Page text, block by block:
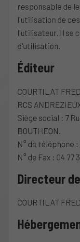
responsable de
l'utilisation de
l'utilisateur. Il se
d'utilisation.
Éditeur
COURTILAT
RCS
Siège social : 7
BOUTHEON.
N° de téléphone :
N° de Fax : 04 77
Directeur
COURTILAT